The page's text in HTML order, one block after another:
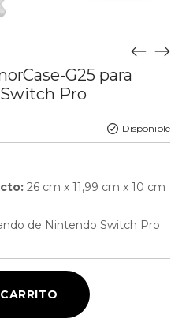
G25 para
Pro
Disponible
26 cm x 11,99 cm x 10 cm
de Nintendo Switch Pro